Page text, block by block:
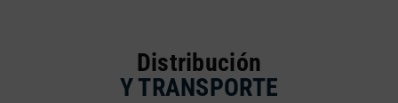
Distribución
Y TRANSPORTE